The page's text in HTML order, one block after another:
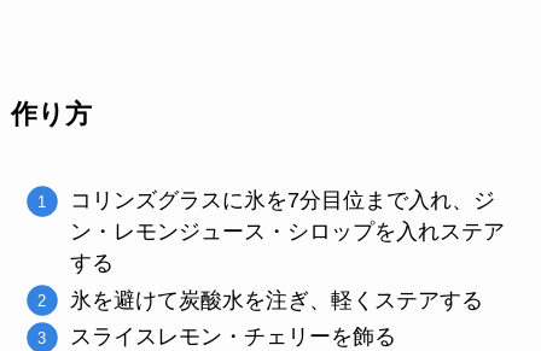
作り方
コリンズグラスに氷を7分目位まで入れ、ジ
ン・レモンジュース・シロップを入れステア
する
氷を避けて炭酸水を注ぎ、軽くステアする
スライスレモン・チェリーを飾る